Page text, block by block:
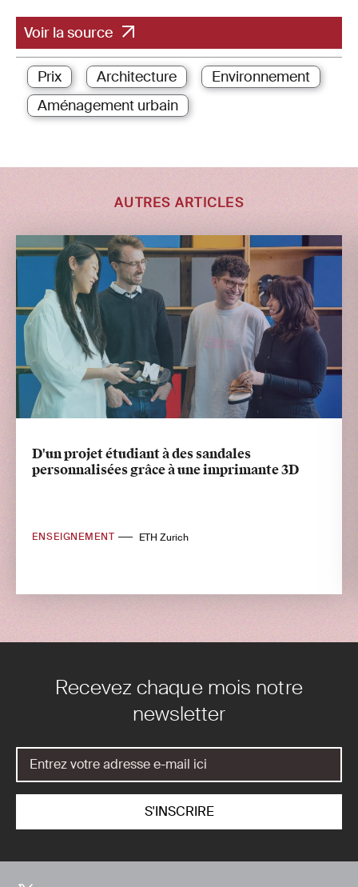
Voir la source
Prix Architecture
Environnement
Aménagement urbain
AUTRES ARTICLES
D'un projet étudiant à des sandales
personnalisées grâce à une imprimante 3D
ENSEIGNEMENT ETH Zurich
Recevez chaque mois notre
newsletter